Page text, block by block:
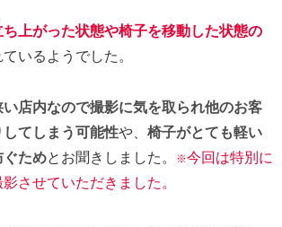
上がった状態や椅子を移動した状態の
ているようでした。
い店内なので撮影に気を取られ他のお客
てしまう可能性や、 椅子がとても軽い
ぐためとお聞きしました。 ※今回は特別に
させていただきました。